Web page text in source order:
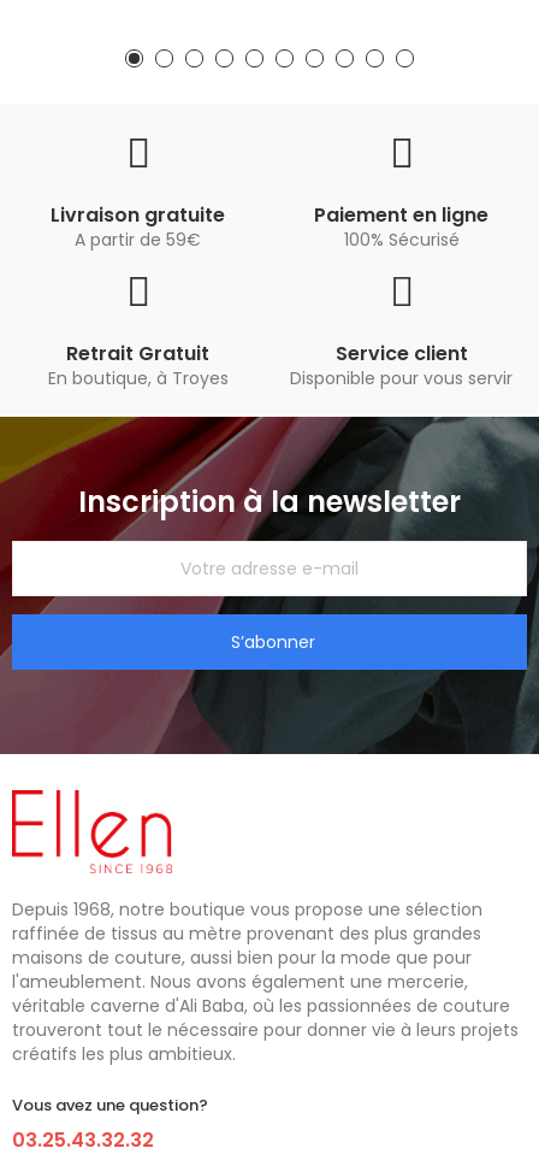
Livraison gratuite
A partir de 59€
Paiement en ligne
100% Sécurisé
Retrait Gratuit
En boutique, à Troyes
Service client
Disponible pour vous servir
Inscription à la newsletter
S’abonner
Depuis 1968, notre boutique vous propose une sélection
raffinée de tissus au mètre provenant des plus grandes
maisons de couture, aussi bien pour la mode que pour
l'ameublement. Nous avons également une mercerie,
véritable caverne d'Ali Baba, où les passionnées de couture
trouveront tout le nécessaire pour donner vie à leurs projets
créatifs les plus ambitieux.
Vous avez une question?
03.25.43.32.32